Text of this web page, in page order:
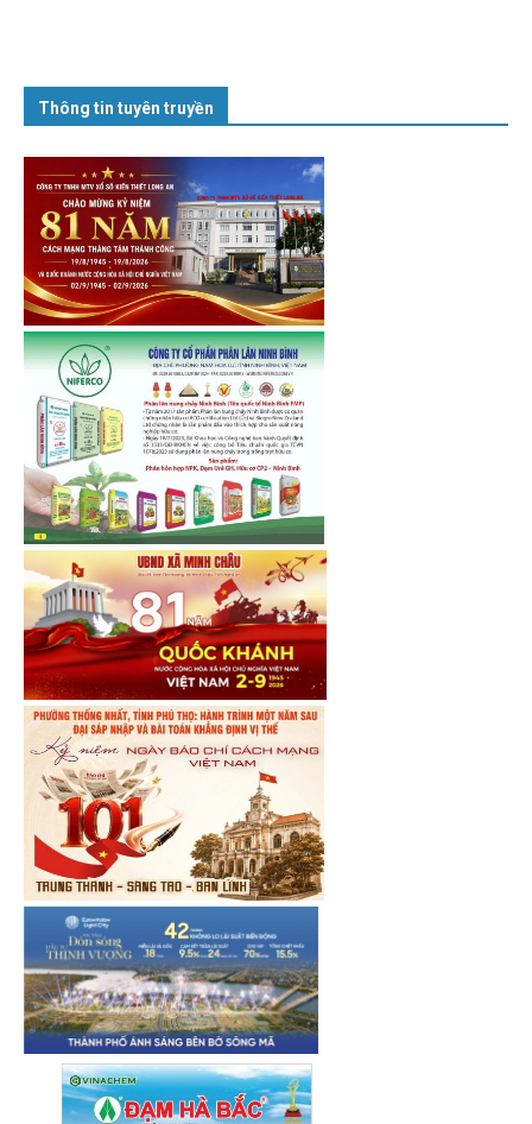
Thông tin tuyên truyền